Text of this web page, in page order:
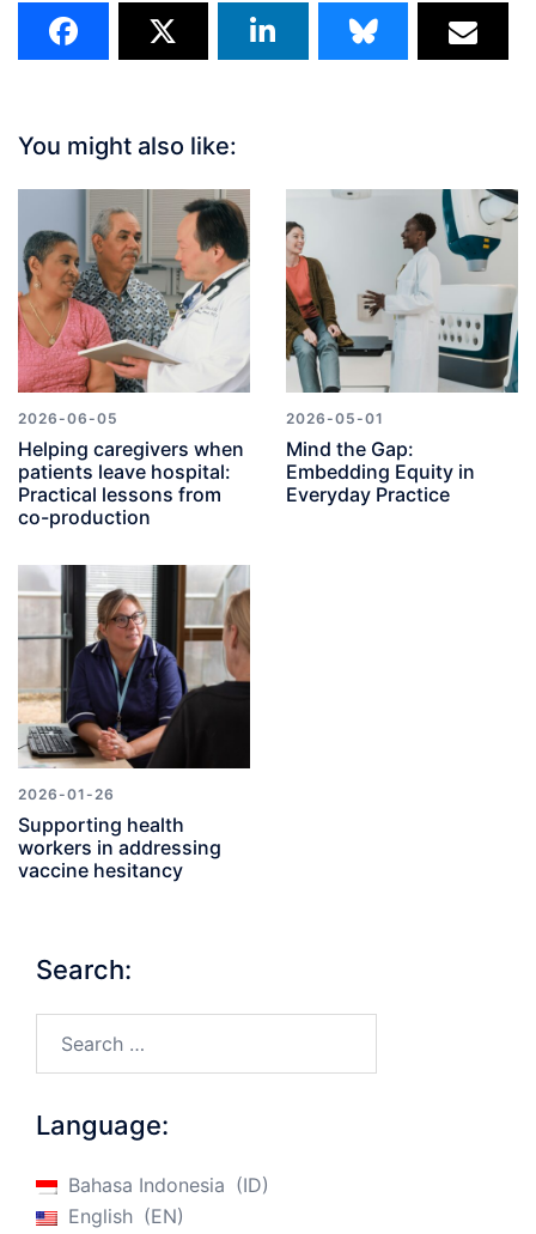
You might also like:
2026-06-05
Helping caregivers when
patients leave hospital:
Practical lessons from
co-production
2026-05-01
Mind the Gap:
Embedding Equity in
Everyday Practice
2026-01-26
Supporting health
workers in addressing
vaccine hesitancy
Search:
Language:
Bahasa Indonesia
ID
English
EN